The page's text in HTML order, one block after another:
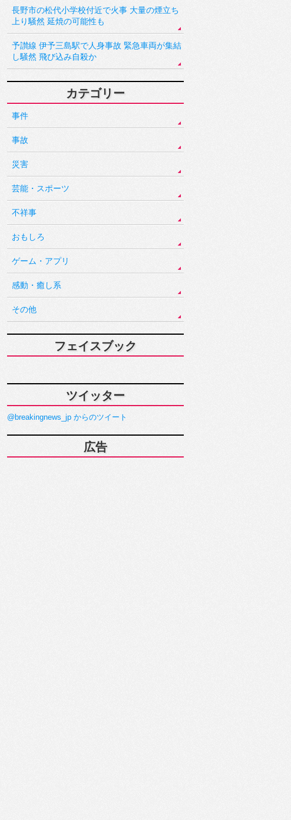
長野市の松代小学校付近で火事 大量の煙立ち
上り騒然 延焼の可能性も
予讃線 伊予三島駅で人身事故 緊急車両が集結
し騒然 飛び込み自殺か
カテゴリー
事件
事故
災害
芸能・スポーツ
不祥事
おもしろ
ゲーム・アプリ
感動・癒し系
その他
フェイスブック
ツイッター
@breakingnews_jp からのツイート
広告